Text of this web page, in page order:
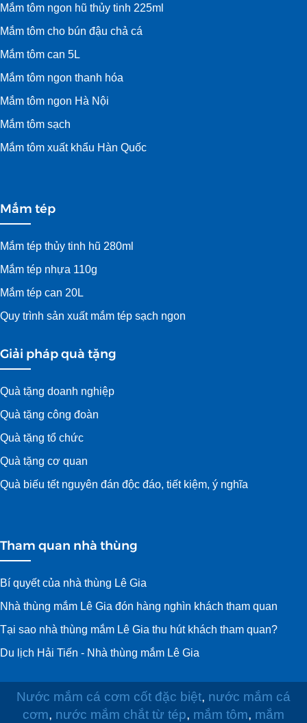
Mắm tôm ngon hũ thủy tinh 225ml
Mắm tôm cho bún đậu chả cá
Mắm tôm can 5L
Mắm tôm ngon thanh hóa
Mắm tôm ngon Hà Nội
Mắm tôm sạch
Mắm tôm xuất khẩu Hàn Quốc
Mắm tép
Mắm tép thủy tinh hũ 280ml
Mắm tép nhựa 110g
Mắm tép can 20L
Quy trình sản xuất mắm tép sạch ngon
Giải pháp quà tặng
Quà tặng doanh nghiệp
Quà tặng công đoàn
Quà tặng tổ chức
Quà tặng cơ quan
Quà biếu tết nguyên đán độc đáo, tiết kiệm, ý nghĩa
Tham quan nhà thùng
Bí quyết của nhà thùng Lê Gia
Nhà thùng mắm Lê Gia đón hàng nghìn khách tham quan
Tại sao nhà thùng mắm Lê Gia thu hút khách tham quan?
Du lịch Hải Tiến - Nhà thùng mắm Lê Gia
Nước mắm cá cơm cốt đặc biệt, nước mắm cá
cơm, nước mắm chắt từ tép, mắm tôm, mắm